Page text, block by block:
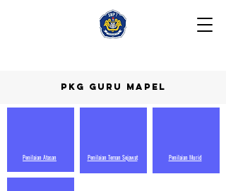
PKG GuRU MAPEL
Penilaian Atasan Penilaian Teman Sejawat Penilaian Murid